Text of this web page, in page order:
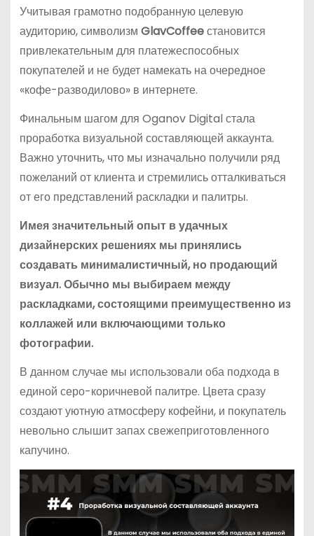
Учитывая грамотно подобранную целевую
аудиторию, символизм GlavCoffeeстановится
привлекательным для платежеспособных
покупателей и не будет намекать на очередное
«кофе-разводилово» в интернете.
Финальным шагом для Oganov Digital стала
проработка визуальной составляющей аккаунта.
Важно уточнить, что мы изначально получили ряд
пожеланий от клиента и стремились отталкиваться
от его представлений раскладки и палитры.
Имея значительный опыт в удачных
дизайнерских решениях мы принялись
создавать минималистичный, но продающий
визуал. Обычно мы выбираем между
раскладками, состоящими преимущественно из
коллажей или включающими только
фотографии.
В данном случае мы использовали оба подхода в
единой серо-коричневой палитре. Цвета сразу
создают уютную атмосферу кофейни, и покупатель
невольно слышит запах свежеприготовленного
капучино.